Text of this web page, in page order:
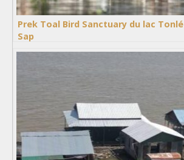
Prek Toal Bird Sanctuary du lac Tonlé
Sap